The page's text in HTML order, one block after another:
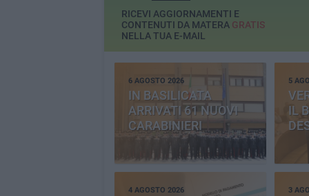
RICEVI AGGIORNAMENTI E
CONTENUTI DA MATERA GRATIS
NELLA TUA E-MAIL
6 AGOSTO 2026
IN BASILICATA
ARRIVATI 61 NUOVI
CARABINIERI
5
IL
4 AGOSTO 2026 3